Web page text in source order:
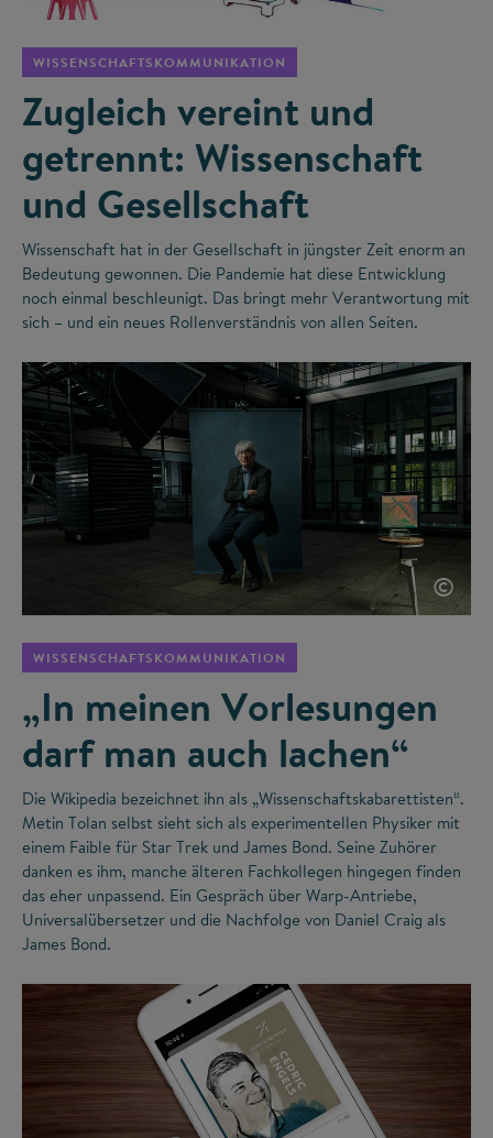
WISSENSCHAFTSKOMMUNIKATION
Zugleich vereint und
getrennt: Wissenschaft
und Gesellschaft
Wissenschaft hat in der Gesellschaft in jüngster Zeit enorm an
Bedeutung gewonnen. Die Pandemie hat diese Entwicklung
noch einmal beschleunigt. Das bringt mehr Verantwortung mit
sich – und ein neues Rollenverständnis von allen Seiten.
©
WISSENSCHAFTSKOMMUNIKATION
„In meinen Vorlesungen
darf man auch lachen“
Die Wikipedia bezeichnet ihn als „Wissenschaftskabarettisten“.
Metin Tolan selbst sieht sich als experimentellen Physiker mit
einem Faible für Star Trek und James Bond. Seine Zuhörer
danken es ihm, manche älteren Fachkollegen hingegen finden
das eher unpassend. Ein Gespräch über Warp-Antriebe,
Universalübersetzer und die Nachfolge von Daniel Craig als
James Bond.